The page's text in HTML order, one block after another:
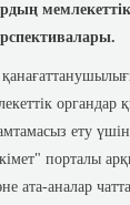
органдар
ету үшін
порталы
ата-аналар